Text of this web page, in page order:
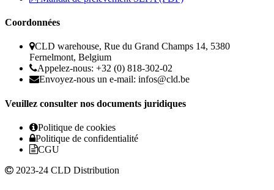
Coordonnées
CLD warehouse, Rue du Grand Champs 14, 5380
Fernelmont, Belgium
Appelez-nous: +32 (0) 818-302-02
Envoyez-nous un e-mail: infos@cld.be
Veuillez consulter nos documents juridiques
Politique de cookies
Politique de confidentialité
CGU
2023-24 CLD Distribution